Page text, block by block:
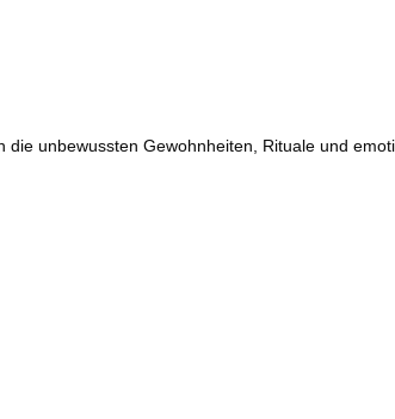
unbewussten Gewohnheiten, Rituale und